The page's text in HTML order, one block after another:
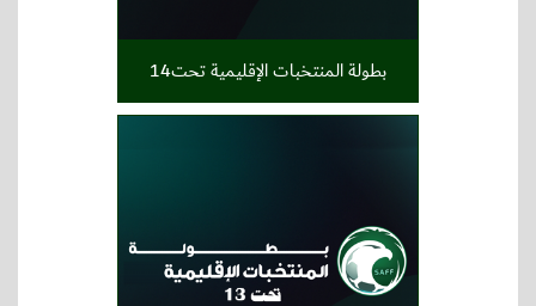
بطولة المنتخبات الإقليمية تحت14